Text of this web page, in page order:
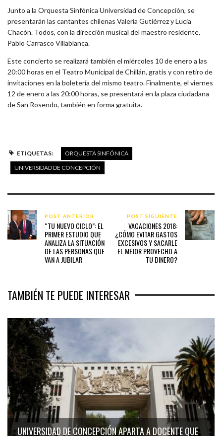
Junto a la Orquesta Sinfónica Universidad de Concepción, se
presentarán las cantantes chilenas Valeria Gutiérrez y Lucía
Chacón. Todos, con la dirección musical del maestro residente,
Pablo Carrasco Villablanca.
Este concierto se realizará también el miércoles 10 de enero a las
20:00 horas en el Teatro Municipal de Chillán, gratis y con retiro de
invitaciones en la boletería del mismo teatro. Finalmente, el viernes
12 de enero a las 20:00 horas, se presentará en la plaza ciudadana
de San Rosendo, también en forma gratuita.
ETIQUETAS:
ORQUESTA SINFÓNICA
UNIVERSIDAD DE CONCEPCIÓN
POST ANTERIOR
“TU NUEVO CICLO”: EL
PRIMER ESTUDIO QUE
ANALIZA LA SITUACIÓN
DE LAS PERSONAS QUE
VAN A JUBILAR
POST SIGUIENTE
VACACIONES 2018:
¿CÓMO EVITAR GASTOS
EXCESIVOS Y SACARLE
EL MEJOR PROVECHO A
TU DINERO?
TAMBIÉN TE PUEDE INTERESAR
UNIVERSIDAD DE CONCEPCIÓN APARTA A DOCENTE QUE